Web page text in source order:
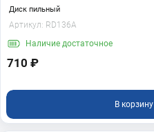
Диск пильный
Артикул: RD136A
Наличие достаточное
710 ₽
В корзину